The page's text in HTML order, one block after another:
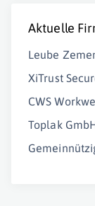
Aktuelle
Leube
XiTrust
CWS
Toplak